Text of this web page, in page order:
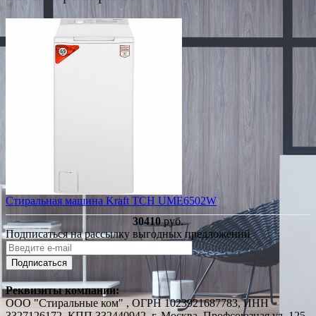
Стиральная машина Kraft TCH UME6502W
30410руб.
Подписаться на рассылку выгодных предложений
Подписаться
Реквизиты компании:
ООО "Стиральные ком" , ОГРН 1023921687783, ИНН